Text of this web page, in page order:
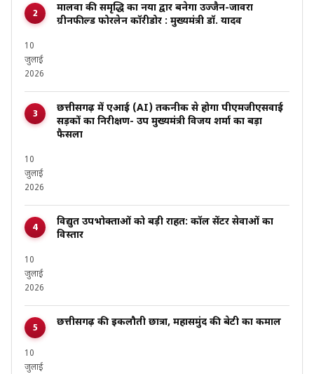
मालवा की समृद्धि का नया द्वार बनेगा उज्जैन-जावरा
ग्रीनफील्ड फोरलेन कॉरीडोर : मुख्यमंत्री डॉ. यादव
10
जुलाई
2026
छत्तीसगढ़ में एआई (AI) तकनीक से होगा पीएमजीएसवाई
सड़कों का निरीक्षण- उप मुख्यमंत्री विजय शर्मा का बड़ा
फैसला
10
जुलाई
2026
विद्युत उपभोक्ताओं को बड़ी राहत: कॉल सेंटर सेवाओं का
विस्तार
10
जुलाई
2026
छत्तीसगढ़ की इकलौती छात्रा, महासमुंद की बेटी का कमाल
10
जुलाई